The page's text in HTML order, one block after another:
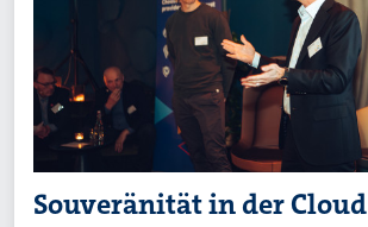
Souveränität in der Cloud